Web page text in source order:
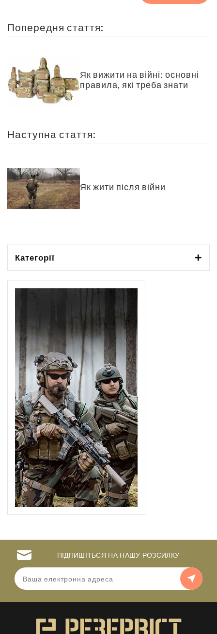
Попередня стаття:
Як вижити на війні: основні
правила, які треба знати
Наступна стаття:
Як жити після війни
Категорії
ПІДПИШІТЬСЯ НА НАШУ РОЗСИЛКУ